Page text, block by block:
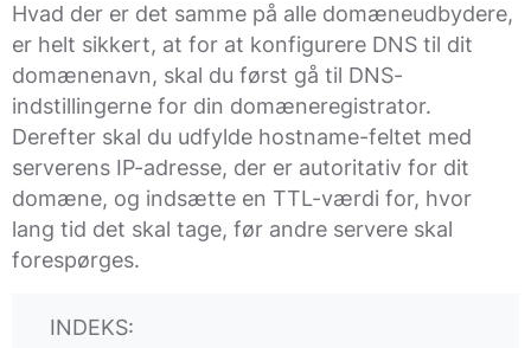
Hvad der er det samme på alle domæneudbydere,
er helt sikkert, at for at konfigurere DNS til dit
domænenavn, skal du først gå til DNS-
indstillingerne for din domæneregistrator.
Derefter skal du udfylde hostname-feltet med
serverens IP-adresse, der er autoritativ for dit
domæne, og indsætte en TTL-værdi for, hvor
lang tid det skal tage, før andre servere skal
forespørges.
INDEKS: